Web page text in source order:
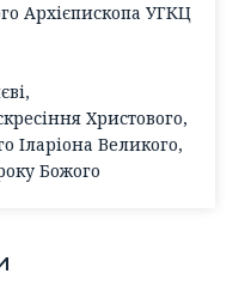
Архієпископа УГКЦ
Христового,
Іларіона Великого,
Божого